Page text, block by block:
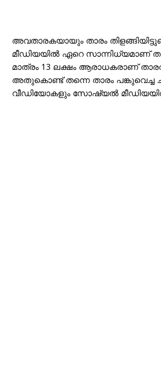
അവതാരകയായും താരം
മീഡിയയിൽ ഏറെ സാന്നിധ്യമാണ്
മാത്രം 13 ലക്ഷം ആരാധകരാണ്
അതുകൊണ്ട് തന്നെ താരം പങ്കുവെച്ച
വീഡിയോകളും സോഷ്യൽ